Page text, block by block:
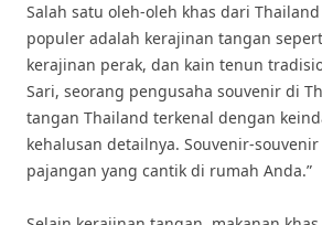
Salah satu oleh-oleh khas dari
populer adalah kerajinan tangan
kerajinan perak, dan kain tenun
Sari, seorang pengusaha souvenir di
tangan Thailand terkenal dengan
kehalusan detailnya. Souvenir-
pajangan yang cantik di rumah Anda.”